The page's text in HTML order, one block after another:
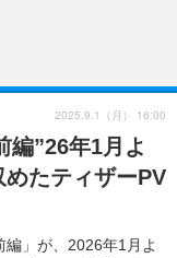
グッズ
海外
ビジネス
アーティスト
実写
イベント
座談会
ABEMA Cafe
編”26年1月よ
たティザーPV
」が、2026年1月よ
2025.9.1（月） 16:00